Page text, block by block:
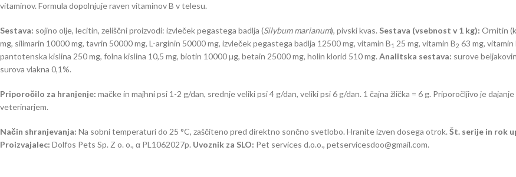
vitaminov. Formula dopolnjuje raven vitaminov B v telesu.
Sestava: sojino olje, lecitin, zeliščni proizvodi: izvleček pegastega badlja (Silybum marianum), pivski kvas. Sestava (vsebnost v 1 kg): Ornitin
mg, silimarin 10000 mg, tavrin 50000 mg, L-arginin 50000 mg, izvleček pegastega badlja 12500 mg, vitamin B1 25 mg, vitamin B2 63 mg, vitamin
pantotenska kislina 250 mg, folna kislina 10,5 mg, biotin 10000 µg, betain 25000 mg, holin klorid 510 mg. Analitska sestava: surove
surova vlakna 0,1%.
Priporočilo za hranjenje: mačke in majhni psi 1-2 g/dan, srednje veliki psi 4 g/dan, veliki psi 6 g/dan. 1 čajna žlička = 6 g. Priporočljivo je
veterinarjem.
Način shranjevanja: Na sobni temperaturi do 25 °C, zaščiteno pred direktno sončno svetlobo. Hranite izven dosega otrok. Št. serije in rok
Proizvajalec: Dolfos Pets Sp. Z o. o., α PL1062027p. Uvoznik za SLO: Pet services d.o.o., petservicesdoo@gmail.com.